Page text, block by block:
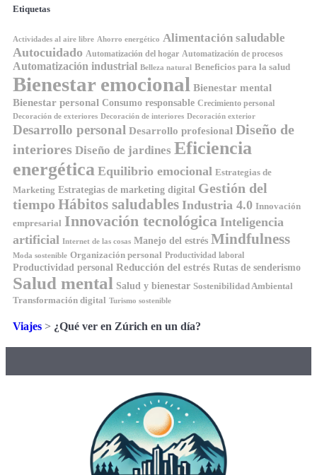
Etiquetas
Actividades al aire libre Ahorro energético Alimentación saludable
Autocuidado Automatización del hogar Automatización de procesos
Automatización industrial Belleza natural Beneficios para la salud
Bienestar emocional Bienestar mental
Bienestar personal Consumo responsable Crecimiento personal
Decoración de exteriores Decoración de interiores Decoración exterior
Desarrollo personal Desarrollo profesional Diseño de
interiores Diseño de jardines Eficiencia
energética Equilibrio emocional Estrategias de
Marketing Estrategias de marketing digital Gestión del
tiempo Hábitos saludables Industria 4.0 Innovación
empresarial Innovación tecnológica Inteligencia
artificial Internet de las cosas Manejo del estrés Mindfulness
Moda sostenible Organización personal Productividad laboral
Productividad personal Reducción del estrés Rutas de senderismo
Salud mental Salud y bienestar Sostenibilidad Ambiental
Transformación digital Turismo sostenible
Viajes > ¿Qué ver en Zúrich en un día?